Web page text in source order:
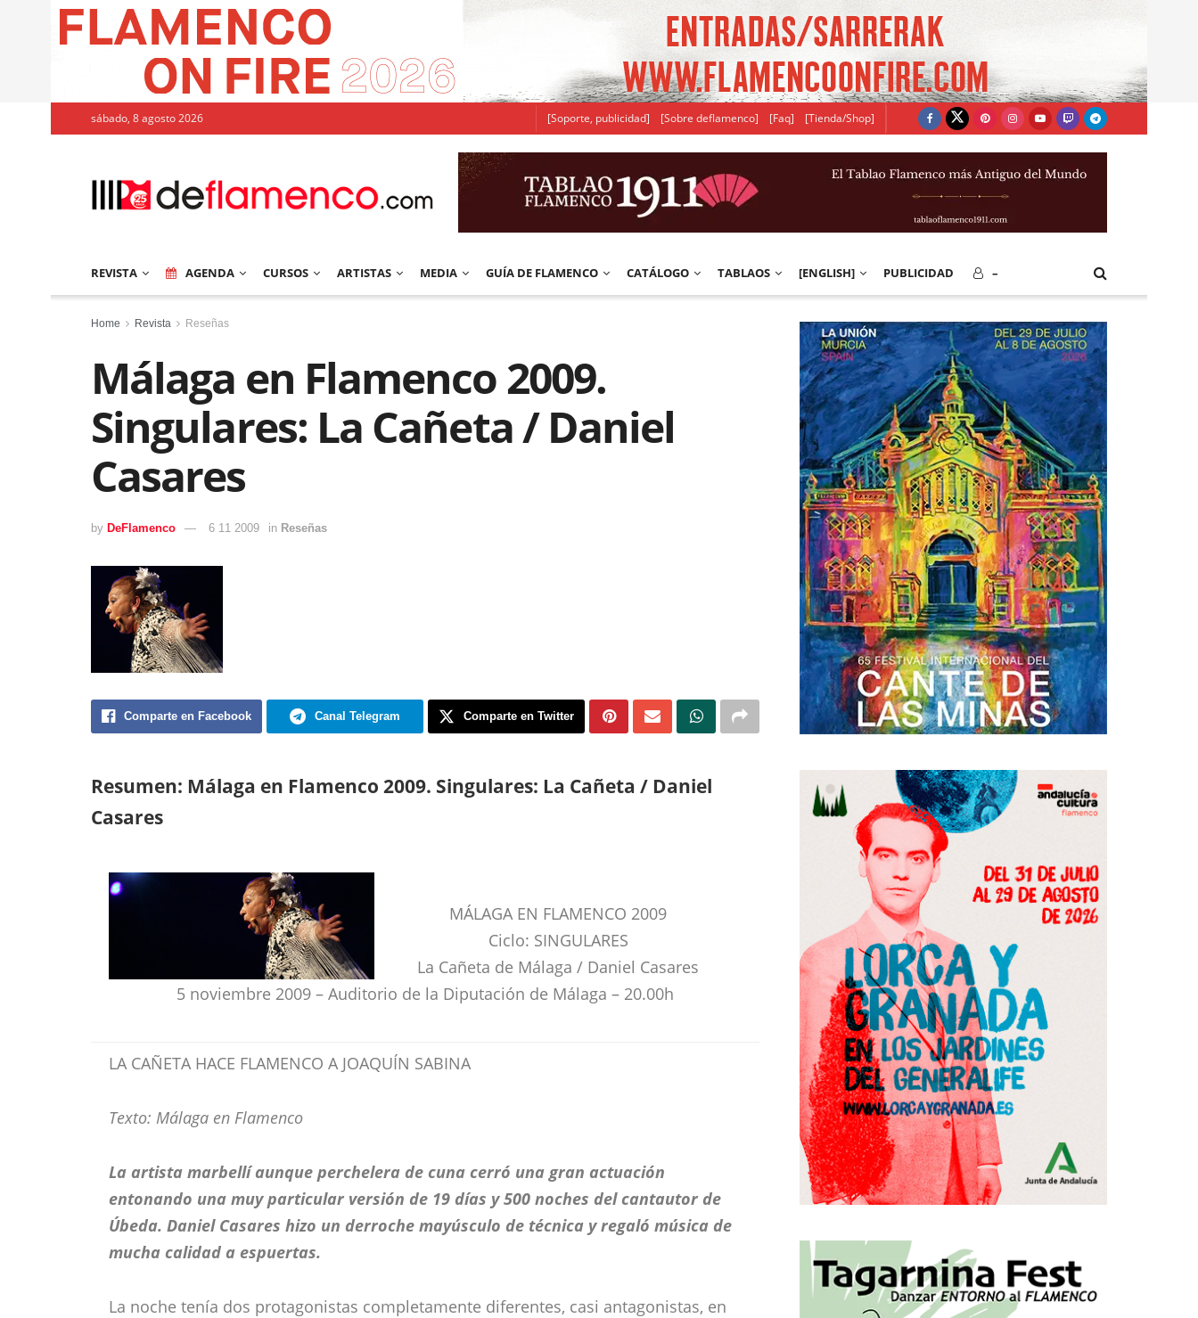
sábado, 8 agosto 2026 [Soporte, publicidad] [Sobre deflamenco] [Faq] [Tienda/Shop]
REVISTA AGENDA CURSOS ARTISTAS MEDIA GUÍA DE FLAMENCO CATÁLOGO TABLAOS [ENGLISH] PUBLICIDAD –
Home Revista Reseñas
Málaga en Flamenco 2009.
Singulares: La Cañeta / Daniel
Casares
by DeFlamenco 6 11 2009 in Reseñas
Comparte en Facebook Canal Telegram Comparte en Twitter
Resumen: Málaga en Flamenco 2009. Singulares: La Cañeta / Daniel
Casares
MÁLAGA EN FLAMENCO 2009
Ciclo: SINGULARES
La Cañeta de Málaga / Daniel Casares
5 noviembre 2009 – Auditorio de la Diputación de Málaga – 20.00h
LA CAÑETA HACE FLAMENCO A JOAQUÍN SABINA
Texto: Málaga en Flamenco
La artista marbellí aunque perchelera de cuna cerró una gran actuación
entonando una muy particular versión de 19 días y 500 noches del cantautor de
Úbeda. Daniel Casares hizo un derroche mayúsculo de técnica y regaló música de
mucha calidad a espuertas.
La noche tenía dos protagonistas completamente diferentes, casi antagonistas, en